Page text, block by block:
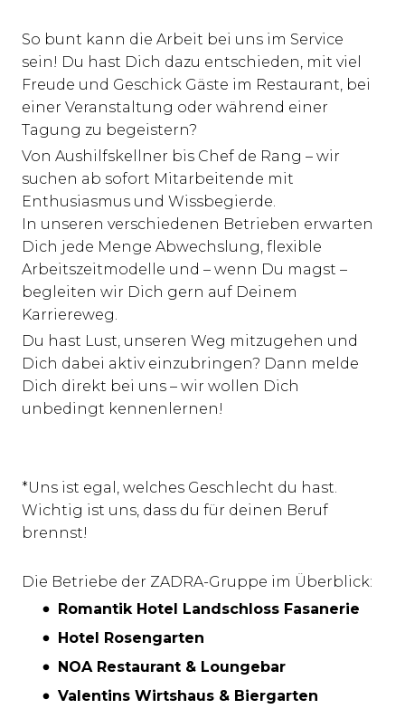
So bunt kann die Arbeit bei uns im Service
sein! Du hast Dich dazu entschieden, mit viel
Freude und Geschick Gäste im Restaurant, bei
einer Veranstaltung oder während einer
Tagung zu begeistern?
Von Aushilfskellner bis Chef de Rang – wir
suchen ab sofort Mitarbeitende mit
Enthusiasmus und Wissbegierde.
In unseren verschiedenen Betrieben erwarten
Dich jede Menge Abwechslung, flexible
Arbeitszeitmodelle und – wenn Du magst –
begleiten wir Dich gern auf Deinem
Karriereweg.
Du hast Lust, unseren Weg mitzugehen und
Dich dabei aktiv einzubringen? Dann melde
Dich direkt bei uns – wir wollen Dich
unbedingt kennenlernen!
*Uns ist egal, welches Geschlecht du hast.
Wichtig ist uns, dass du für deinen Beruf
brennst!
Die Betriebe der ZADRA-Gruppe im Überblick:
Romantik Hotel Landschloss Fasanerie
Hotel Rosengarten
NOA Restaurant & Loungebar
Valentins Wirtshaus & Biergarten